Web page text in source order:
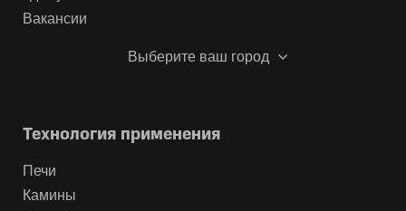
Вакансии
Выберите ваш город
Технология применения
Печи
Камины